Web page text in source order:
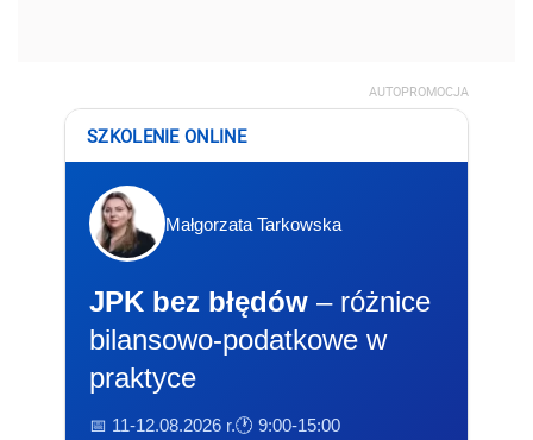
AUTOPROMOCJA
SZKOLENIE ONLINE
Małgorzata Tarkowska
JPK bez błędów – różnice
bilansowo-podatkowe w
praktyce
📅 11-12.08.2026 r.🕐 9:00-15:00